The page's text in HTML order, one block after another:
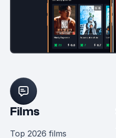
Films
Top 2026 films